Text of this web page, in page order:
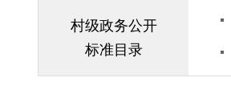
村级政务公开
标准目录